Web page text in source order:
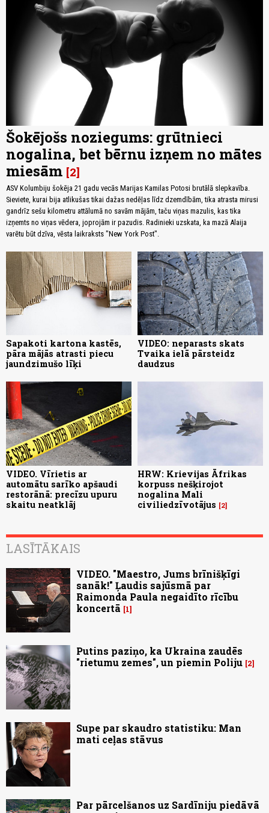
Šokējošs noziegums: grūtnieci
nogalina, bet bērnu izņem no mātes
miesām 2
ASV Kolumbiju šokēja 21 gadu vecās Marijas Kamilas Potosi brutālā slepkavība.
Sieviete, kurai bija atlikušas tikai dažas nedēļas līdz dzemdībām, tika atrasta mirusi
gandrīz sešu kilometru attālumā no savām mājām, taču viņas mazulis, kas tika
izņemts no viņas vēdera, joprojām ir pazudis. Radinieki uzskata, ka mazā Alaija
varētu būt dzīva, vēsta laikraksts "New York Post".
Sapakoti kartona kastēs,
pāra mājās atrasti piecu
jaundzimušo līķi
VIDEO: neparasts skats
Tvaika ielā pārsteidz
daudzus
VIDEO. Vīrietis ar
automātu sarīko apšaudi
restorānā: precīzu upuru
skaitu neatklāj
HRW: Krievijas Āfrikas
korpuss nešķirojot
nogalina Mali
civiliedzīvotājus
2
LASĪTĀKAIS
VIDEO. "Maestro, Jums brīnišķīgi
sanāk!" Ļaudis sajūsmā par
Raimonda Paula negaidīto rīcību
koncertā
1
Putins paziņo, ka Ukraina zaudēs
"rietumu zemes", un piemin Poliju 2
Supe par skaudro statistiku: Man
mati ceļas stāvus
Par pārcelšanos uz Sardīniju piedāvā